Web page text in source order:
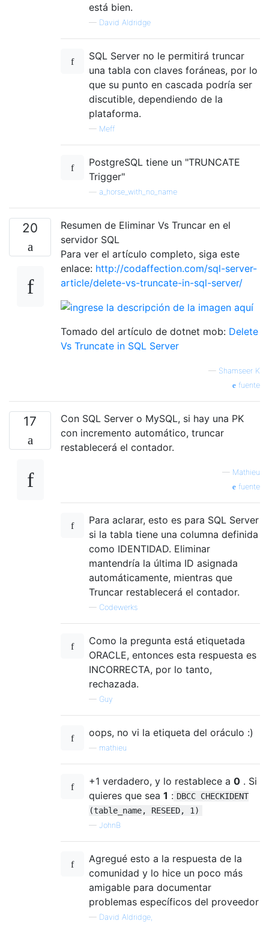
está bien.
— David Aldridge
SQL Server no le permitirá truncar
una tabla con claves foráneas, por lo
que su punto en cascada podría ser
discutible, dependiendo de la
plataforma.
— Meff
PostgreSQL tiene un "TRUNCATE
Trigger"
a_horse_with_no_name
20
Resumen de Eliminar Vs Truncar en el
servidor SQL
Para ver el artículo completo, siga este
enlace: http://codaffection.com/sql-server-
article/delete-vs-truncate-in-sql-server/
Tomado del artículo de dotnet mob: Delete
Vs Truncate in SQL Server
— Shamseer K
fuente
17
Con SQL Server o MySQL, si hay una PK
con incremento automático, truncar
restablecerá el contador.
— Mathieu
fuente
Para aclarar, esto es para SQL Server
si la tabla tiene una columna definida
como IDENTIDAD. Eliminar
mantendría la última ID asignada
automáticamente, mientras que
Truncar restablecerá el contador.
— Codewerks
Como la pregunta está etiquetada
ORACLE, entonces esta respuesta es
INCORRECTA, por lo tanto,
rechazada.
— Guy
oops, no vi la etiqueta del oráculo :)
mathieu
+1 verdadero, y lo restablece a 0 . Si
quieres que sea 1 : DBCC CHECKIDENT
(table_name, RESEED, 1)
— JohnB
Agregué esto a la respuesta de la
comunidad y lo hice un poco más
amigable para documentar
problemas específicos del proveedor
— David Aldridge,